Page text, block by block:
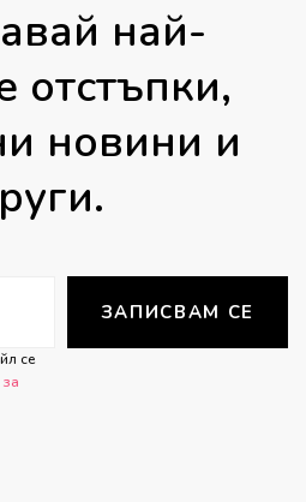
най-
отстъпки,
новини и
се
ЗАПИСВАМ СЕ